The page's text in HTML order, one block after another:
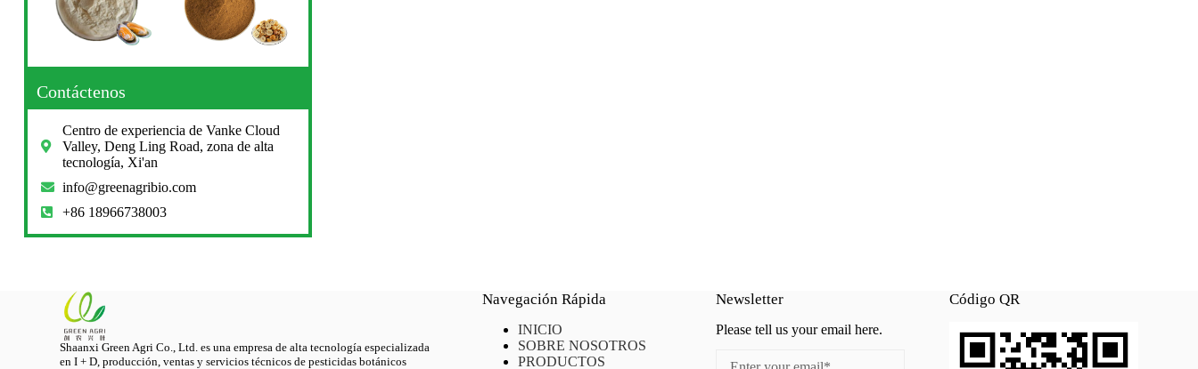
Contáctenos
Centro de experiencia de Vanke Cloud
Valley, Deng Ling Road, zona de alta
tecnología, Xi'an
info@greenagribio.com
+86 18966738003
Shaanxi Green Agri Co., Ltd. es una empresa de alta tecnología especializada
en I + D, producción, ventas y servicios técnicos de pesticidas botánicos
Navegación Rápida
INICIO
SOBRE NOSOTROS
PRODUCTOS
Newsletter
Please tell us your email here.
Código QR